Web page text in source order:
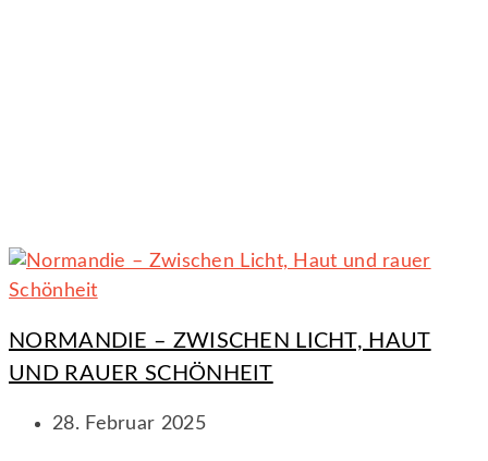
NORMANDIE – ZWISCHEN LICHT, HAUT
UND RAUER SCHÖNHEIT
28. Februar 2025